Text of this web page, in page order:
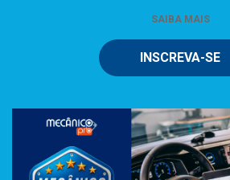
SAIBA MAIS
INSCREVA-SE